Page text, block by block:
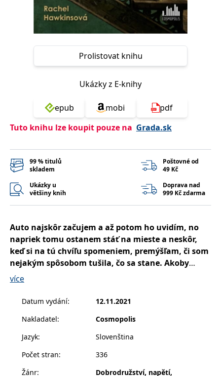
Prolistovat knihu
Ukázky z E-knihy
epub mobi
pdf
Tuto knihu lze koupit pouze na Grada.sk
99 % titulů
skladem
Poštovné od
49 Kč
Ukázky u
většiny knih
Doprava nad
999 Kč zdarma
Auto najskôr začujem a až potom ho uvidím, no
napriek tomu ostanem stáť na mieste a neskôr,
keď si na tú chvíľu spomeniem, premýšľam, či som
nejakým spôsobom tušila, čo sa stane. Akoby
všetko v mojom živote smerovalo práve k tomuto
miestu, k tomuto domu. K nemu.
Alabame, kde si zarába prechádzkami so psami v
Thornfield Estates – uzavretej komunite plnej
v domácnosti. Život sa jej obráti hore nohami, keď
stretne Eddieho Rochestera, najzáhadnejšieho
více
Datum vydání:
12.11.2021
Nakladatel:
Cosmopolis
Jazyk:
Slovenština
Počet stran:
336
Žánr:
Dobrodružství, napětí,
Provider /
Doména
Vyprší Popis
CookieScriptConsent
CookieScript
1 měsíc
Tento soubor
používá
Script.com k
návštěvníků.
Je nutné, aby
banner
cookie
fungoval
správně.
PHPSESSID
Zavřením
Cookie
aplikacemi
založenými
PHP. Toto je
používaný k
udržování
proměnných
relací
uživatelů.
Obvykle se
jedná o